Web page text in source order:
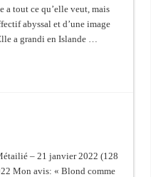
a tout ce qu’elle veut, mais
abyssal et d’une image
a grandi en Islande …
– 21 janvier 2022 (128
Mon avis: « Blond comme